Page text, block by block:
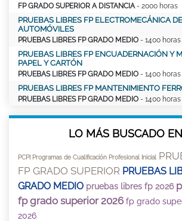
FP GRADO SUPERIOR A DISTANCIA - 2000 horas
PRUEBAS LIBRES FP ELECTROMECÁNICA
AUTOMÓVILES
PRUEBAS LIBRES FP GRADO MEDIO - 1400 horas
PRUEBAS LIBRES FP ENCUADERNACIÓN Y
PAPEL Y CARTÓN
PRUEBAS LIBRES FP GRADO MEDIO - 1400 horas
PRUEBAS LIBRES FP MANTENIMIENTO
PRUEBAS LIBRES FP GRADO MEDIO - 1400 horas
LO MÁS BUSCADO
PCPI Programas de Cualificación Profesional Inicial
FP GRADO SUPERIOR PRUEBAS
GRADO MEDIO pruebas libres fp 2026
fp grado superior 2026 fp grado
2026